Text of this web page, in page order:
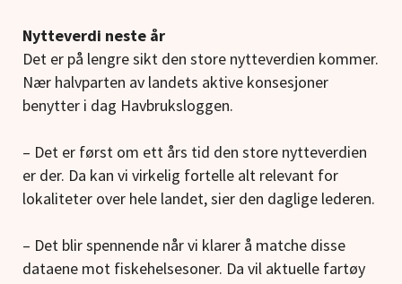
Nytteverdi neste år
Det er på lengre sikt den store nytteverdien kommer.
Nær halvparten av landets aktive konsesjoner
benytter i dag Havbruksloggen.
– Det er først om ett års tid den store nytteverdien
er der. Da kan vi virkelig fortelle alt relevant for
lokaliteter over hele landet, sier den daglige lederen.
– Det blir spennende når vi klarer å matche disse
dataene mot fiskehelsesoner. Da vil aktuelle fartøy